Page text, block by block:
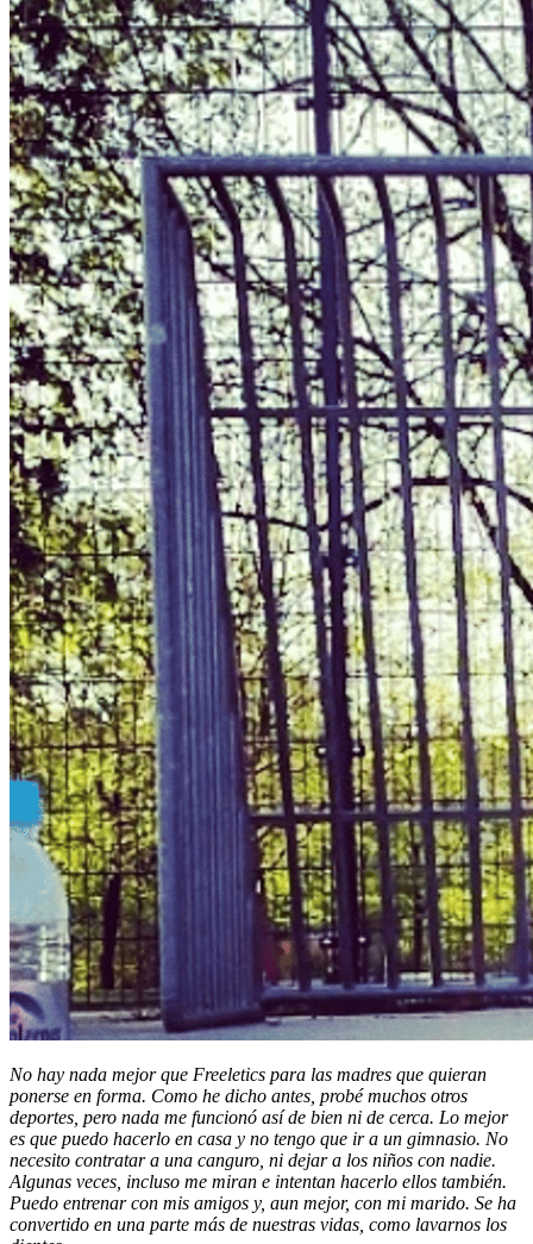
No hay nada mejor que Freeletics para las madres que quieran
ponerse en forma. Como he dicho antes, probé muchos otros
deportes, pero nada me funcionó así de bien ni de cerca. Lo mejor
es que puedo hacerlo en casa y no tengo que ir a un gimnasio. No
necesito contratar a una canguro, ni dejar a los niños con nadie.
Algunas veces, incluso me miran e intentan hacerlo ellos también.
Puedo entrenar con mis amigos y, aun mejor, con mi marido. Se ha
convertido en una parte más de nuestras vidas, como lavarnos los